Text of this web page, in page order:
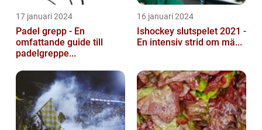
17 januari 2024
Padel grepp - En
omfattande guide till
padelgreppe...
16 januari 2024
Ishockey slutspelet 2021 -
En intensiv strid om mä...